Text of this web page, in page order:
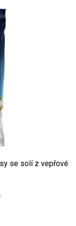
se solí z vepřové